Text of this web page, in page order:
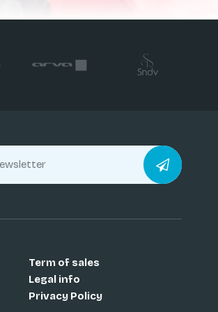
Term of sales
Legal info
Privacy Policy